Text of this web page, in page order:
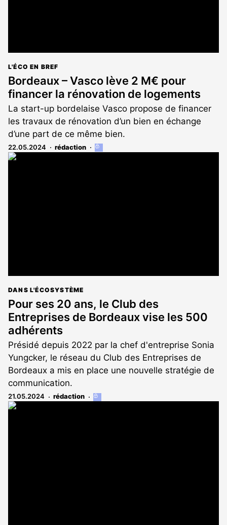
L'ÉCO EN BREF
Bordeaux – Vasco lève 2 M€ pour
financer la rénovation de logements
La start-up bordelaise Vasco propose de financer
les travaux de rénovation d’un bien en échange
d’une part de ce même bien.
22.05.2024 rédaction
Cet
DANS L'ÉCOSYSTÈME
Pour ses 20 ans, le Club des
Entreprises de Bordeaux vise les 500
adhérents
Présidé depuis 2022 par la chef d'entreprise Sonia
Yungcker, le réseau du Club des Entreprises de
Bordeaux a mis en place une nouvelle stratégie de
communication.
21.05.2024 rédaction
Cet